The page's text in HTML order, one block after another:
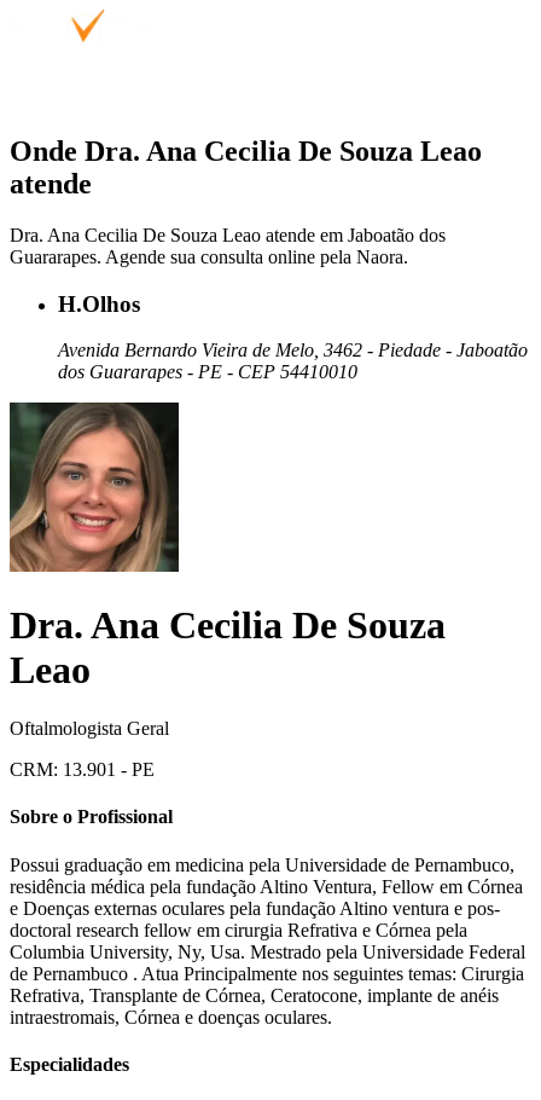
Onde Dra. Ana Cecilia De Souza Leao
atende
Dra. Ana Cecilia De Souza Leao atende em Jaboatão dos
Guararapes. Agende sua consulta online pela Naora.
H.Olhos
Avenida Bernardo Vieira de Melo, 3462 - Piedade - Jaboatão
dos Guararapes - PE - CEP 54410010
Dra.Ana Cecilia De Souza
Leao
Oftalmologista Geral
CRM: 13.901 - PE
Sobre o Profissional
Possui graduação em medicina pela Universidade de Pernambuco,
residência médica pela fundação Altino Ventura, Fellow em Córnea
e Doenças externas oculares pela fundação Altino ventura e pos-
doctoral research fellow em cirurgia Refrativa e Córnea pela
Columbia University, Ny, Usa. Mestrado pela Universidade Federal
de Pernambuco . Atua Principalmente nos seguintes temas: Cirurgia
Refrativa, Transplante de Córnea, Ceratocone, implante de anéis
intraestromais, Córnea e doenças oculares.
Especialidades